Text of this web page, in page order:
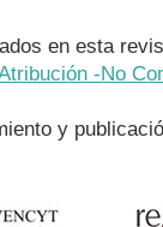
en esta
-No
y